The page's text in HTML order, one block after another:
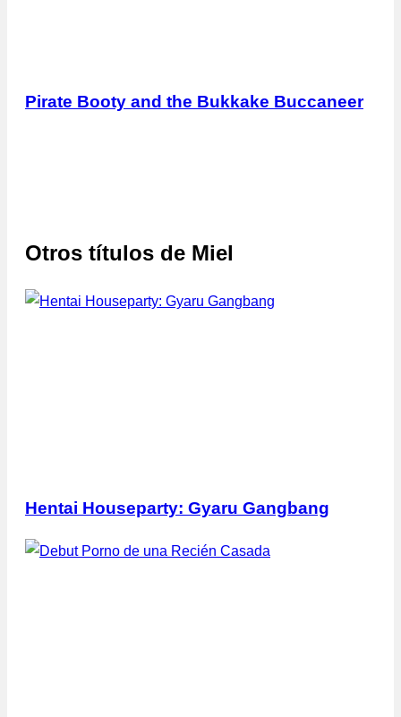
Pirate Booty and the Bukkake Buccaneer
Otros títulos de Miel
Hentai Houseparty: Gyaru Gangbang